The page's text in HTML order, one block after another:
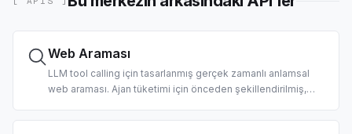
Web Araması
LLM tool calling için tasarlanmış gerçek zamanlı anlamsal
web araması. Ajan tüketimi için önceden şekillendirilmiş,
Ülke ve tarih filtreleri desteklenir.